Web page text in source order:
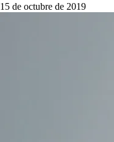
15 de octubre de 2019